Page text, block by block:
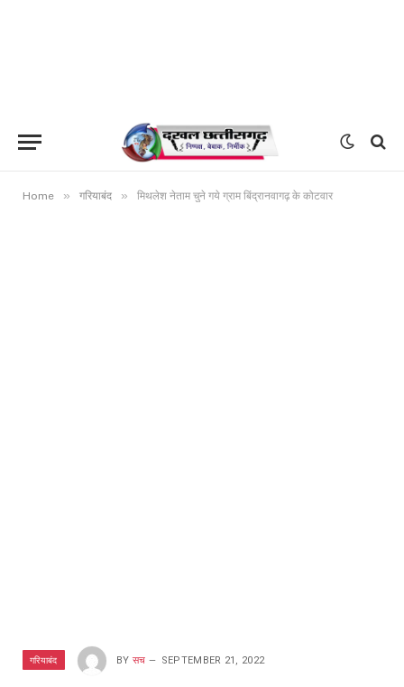
Home » गरियाबंद » मिथलेश नेताम चुने गये ग्राम बिंद्रानवागढ़ के कोटवार
गरियाबंद BY सच SEPTEMBER 21, 2022